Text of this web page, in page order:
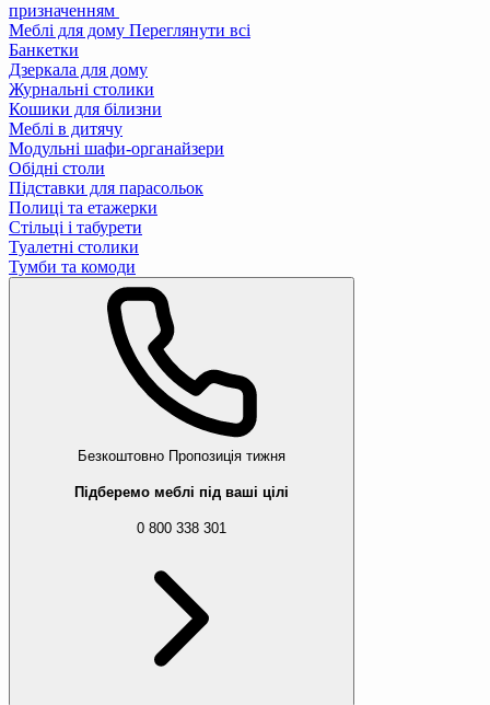
призначенням
Меблі для дому Переглянути всі
Банкетки
Дзеркала для дому
Журнальні столики
Кошики для білизни
Меблі в дитячу
Модульні шафи-органайзери
Обідні столи
Підставки для парасольок
Полиці та етажерки
Стільці і табурети
Туалетні столики
Тумби та комоди
Безкоштовно Пропозиція тижня
Підберемо меблі під ваші цілі
0 800 338 301